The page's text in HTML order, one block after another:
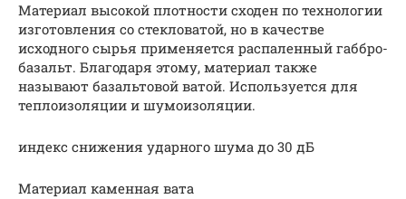
Материал высокой плотности сходен по технологии
изготовления со стекловатой, но в качестве
исходного сырья применяется распаленный габбро-
базальт. Благодаря этому, материал также
называют базальтовой ватой. Используется для
теплоизоляции и шумоизоляции.
индекс снижения ударного шума до 30 дБ
Материал каменная вата